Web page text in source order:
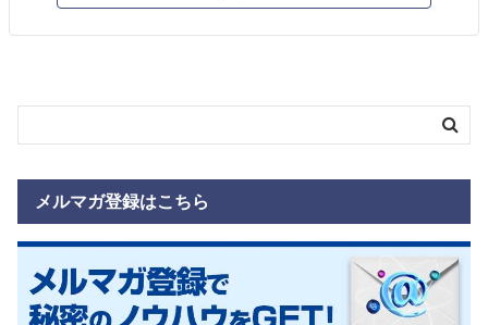
メルマガ登録はこちら